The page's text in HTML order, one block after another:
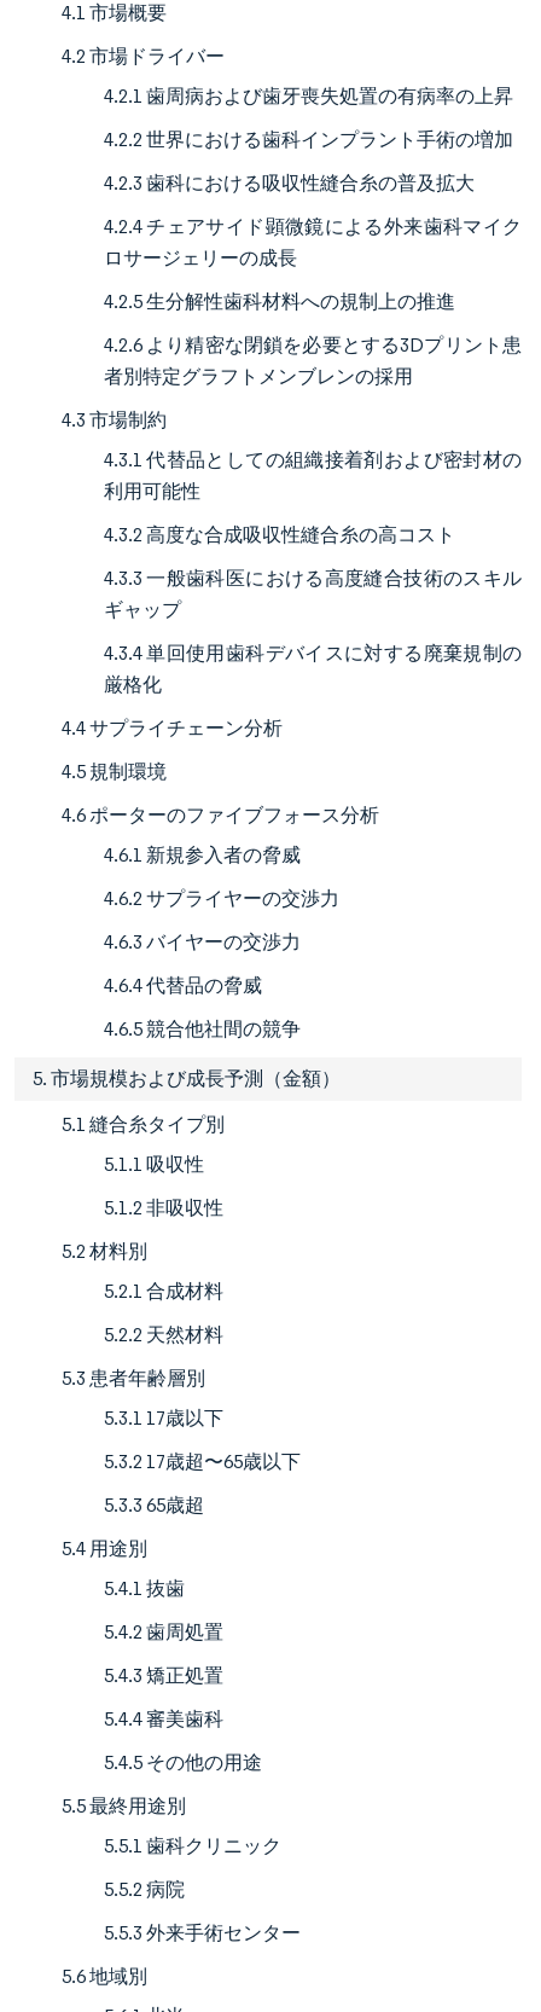
4.1 市場概要
4.2 市場ドライバー
4.2.1 歯周病および歯牙喪失処置の有病率の上昇
4.2.2 世界における歯科インプラント手術の増加
4.2.3 歯科における吸収性縫合糸の普及拡大
4.2.4 チェアサイド顕微鏡による外来歯科マイク
ロサージェリーの成長
4.2.5 生分解性歯科材料への規制上の推進
4.2.6 より精密な閉鎖を必要とする3Dプリント患
者別特定グラフトメンブレンの採用
4.3 市場制約
4.3.1 代替品としての組織接着剤および密封材の
利用可能性
4.3.2 高度な合成吸収性縫合糸の高コスト
4.3.3 一般歯科医における高度縫合技術のスキル
ギャップ
4.3.4 単回使用歯科デバイスに対する廃棄規制の
厳格化
4.4 サプライチェーン分析
4.5 規制環境
4.6 ポーターのファイブフォース分析
4.6.1 新規参入者の脅威
4.6.2 サプライヤーの交渉力
4.6.3 バイヤーの交渉力
4.6.4 代替品の脅威
4.6.5 競合他社間の競争
5. 市場規模および成長予測（金額）
5.1 縫合糸タイプ別
5.1.1 吸収性
5.1.2 非吸収性
5.2 材料別
5.2.1 合成材料
5.2.2 天然材料
5.3 患者年齢層別
5.3.1 17歳以下
5.3.2 17歳超〜65歳以下
5.3.3 65歳超
5.4 用途別
5.4.1 抜歯
5.4.2 歯周処置
5.4.3 矯正処置
5.4.4 審美歯科
5.4.5 その他の用途
5.5 最終用途別
5.5.1 歯科クリニック
5.5.2 病院
5.5.3 外来手術センター
5.6 地域別